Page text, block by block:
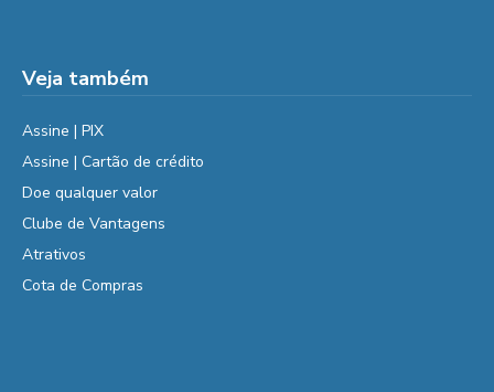
Veja também
Assine | PIX
Assine | Cartão de crédito
Doe qualquer valor
Clube de Vantagens
Atrativos
Cota de Compras